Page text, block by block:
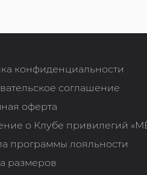
конфиденциальности
соглашение
оферта
о Клубе привилегий
программы лояльности
размеров